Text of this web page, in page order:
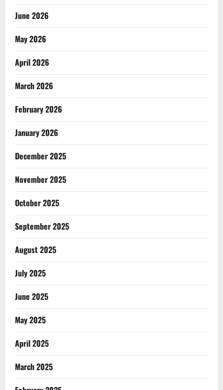
June 2026
May 2026
April 2026
March 2026
February 2026
January 2026
December 2025
November 2025
October 2025
September 2025
August 2025
July 2025
June 2025
May 2025
April 2025
March 2025